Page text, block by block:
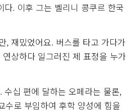
다. 이후 그는 벨리니 콩쿠르 한국
, 재밌었어요. 버스를 타고 가다가
상하다 일그러진 제 표정을 누가
십 편에 달하는 오페라는 물론,
수로 부임하여 후학 양성에 힘을